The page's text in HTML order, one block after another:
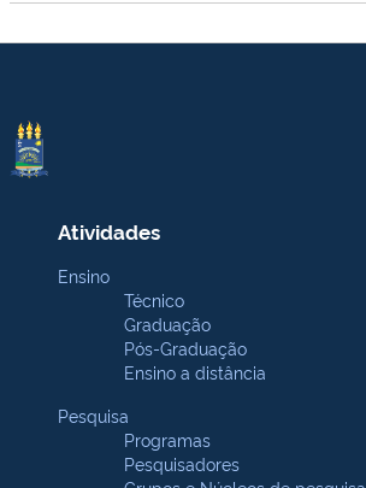
Atividades
Ensino
Técnico
Graduação
Pós-Graduação
Ensino a distância
Pesquisa
Programas
Pesquisadores